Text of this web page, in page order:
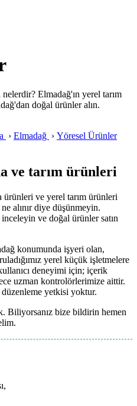
Elmadağ'ın yerel tarım
doğal ürünler alın.
› Elmadağ › Yöresel Ürünler
ve tarım ürünleri
ürünleri ve yerel tarım ürünleri
alınır diye düşünmeyin.
ve doğal ürünler satın
konumunda işyeri olan,
yerel küçük işletmelere
deneyimi için; içerik
uzman kontrolörlerimize aittir.
yetkisi yoktur.
Biliyorsanız bize bildirin hemen